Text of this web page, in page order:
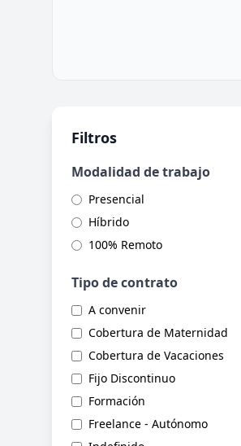
Filtros
Modalidad de trabajo
Presencial
Híbrido
100% Remoto
Tipo de contrato
A convenir
Cobertura de Maternidad
Cobertura de Vacaciones
Fijo Discontinuo
Formación
Freelance - Autónomo